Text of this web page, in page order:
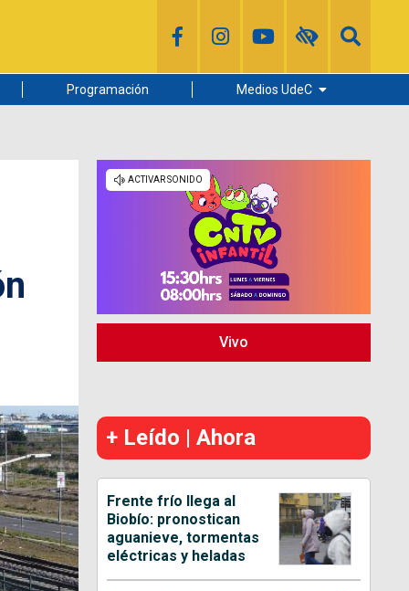
Programación Medios UdeC
Radio UdeC
Noticias UdeC
La Discusión
Vivo
+ Leído | Ahora
Frente frío llega al
Biobío: pronostican
aguanieve, tormentas
eléctricas y heladas